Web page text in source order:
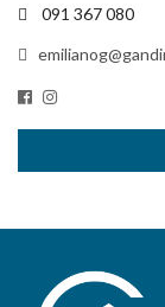
091 367 080